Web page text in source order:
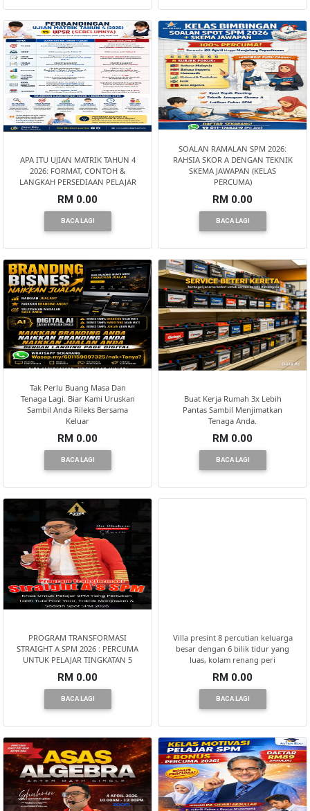
APA ITU UJIAN MATRIK TAHUN 4
2026: FORMAT, CONTOH &
LANGKAH PERSEDIAAN PELAJAR
RM 0.00
BACA LAGI
SOALAN RAMALAN SPM 2026:
RAHSIA SKOR A DENGAN TEKNIK
SKEMA JAWAPAN (KELAS
PERCUMA)
RM 0.00
BACA LAGI
Tak Perlu Buang Masa Dan
Tenaga Lagi. Biar Kami Uruskan
Sambil Anda Rileks Bersama
Keluar
RM 0.00
BACA LAGI
Buat Kerja Rumah 3x Lebih
Pantas Sambil Menjimatkan
Tenaga Anda.
RM 0.00
BACA LAGI
PROGRAM TRANSFORMASI
STRAIGHT A SPM 2026 : PERCUMA
UNTUK PELAJAR TINGKATAN 5
RM 0.00
BACA LAGI
Villa presint 8 percutian keluarga
besar dengan 6 bilik tidur yang
luas, kolam renang peri
RM 0.00
BACA LAGI
BRUNEI(0)